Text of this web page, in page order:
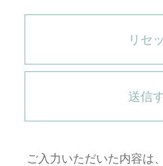
リセ
送信
ご入力いただいた内容は